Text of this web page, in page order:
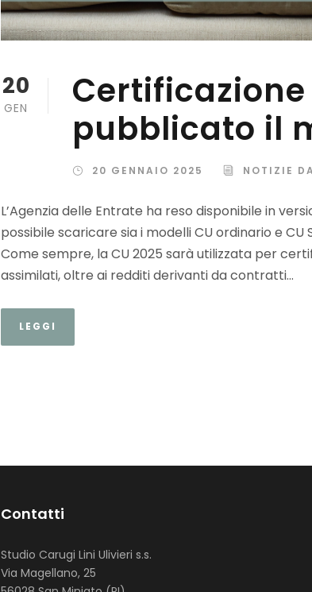
20
GEN
pubblicato il
20 GENNAIO 2025 NOTIZIE
L’Agenzia delle Entrate ha reso disponibile in
possibile scaricare sia i modelli CU ordinario e
Come sempre, la CU 2025 sarà utilizzata per
assimilati, oltre ai redditi derivanti da contratti...
LEGGI
Contatti
Studio Carugi Lini Ulivieri s.s.
Via Magellano, 25